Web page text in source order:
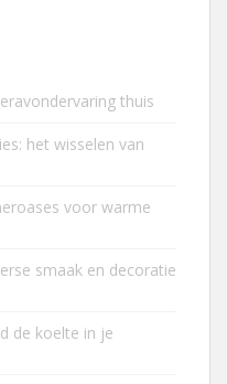
thuis
het wisselen van
voor warme
smaak en decoratie
de koelte in je